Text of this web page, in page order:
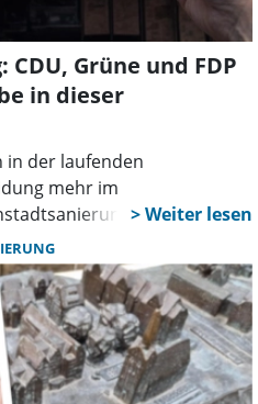
Grüne und FDP
in dieser
in der laufenden
mehr im
treffen. Die
unklar. Die
Ablauf offen, weist
auf Biegen und Brechen